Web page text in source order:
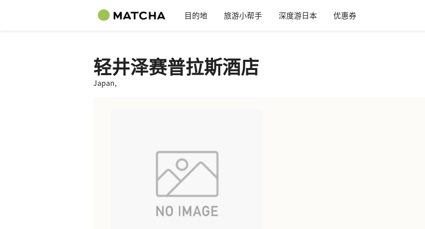
目的地 旅游小帮手 深度游日本 优惠券
轻井泽赛普拉斯酒店
Japan,